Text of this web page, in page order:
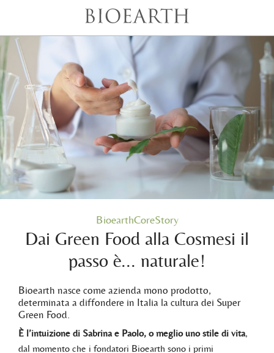
BioearthCoreStory
Dai Green Food alla Cosmesi il
passo è... naturale!
Bioearth nasce come azienda mono prodotto,
determinata a diffondere in Italia la cultura dei Super
Green Food.
È l’intuizione di Sabrina e Paolo, o meglio uno stile di vita,
dal momento che i fondatori Bioearth sono i primi